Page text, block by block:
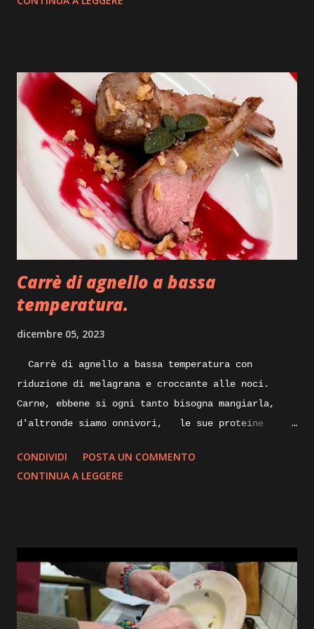
ai fornelli ed iniziamo. Quando pensiamo ad un
impiattarlo, non dilunghiamoci oltre e andiamo
subito ad iniziare. Ingredienti: sfoglia di
pasta fresca, carne di tacchino, provola, olio
pepe, ricotta stagionata, mostarda, caciocavallo
stagionato, prezzemolo, julienne di peperoncino,
pellicola adatta anche per la cottura degli
alimenti. Execution: prepariamo per iniziare
un po’ di bollito con del tacchino, quindi pentola
con acqua carne di tacchino e un pizzico di sale
grosso, portiamo tutto sul forn...
Carrè di agnello a bassa
temperatura.
dicembre 05, 2023
Carrè di agnello a bassa temperatura con
riduzione di melagrana e croccante alle noci.
Carne, ebbene si ogni tanto bisogna mangiarla,
d'altronde siamo onnivori, le sue proteine
alla nostra massa muscolare, lungi da me
sostituire la/ il nutrizionista, ma per quanto
annienti o quasi tutte le proprietà ed il gusto
della carne, parliamo infatti della cottura a
bassa temperatura, ma vi spigherò tutto nella
descrizione passo passo della ricetta, intanto vi
CONDIVIDI
POSTA UN COMMENTO
CONTINUA A LEGGERE